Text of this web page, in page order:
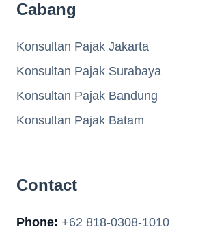
Cabang
Konsultan Pajak Jakarta
Konsultan Pajak Surabaya
Konsultan Pajak Bandung
Konsultan Pajak Batam
Contact
Phone: +62 818-0308-1010